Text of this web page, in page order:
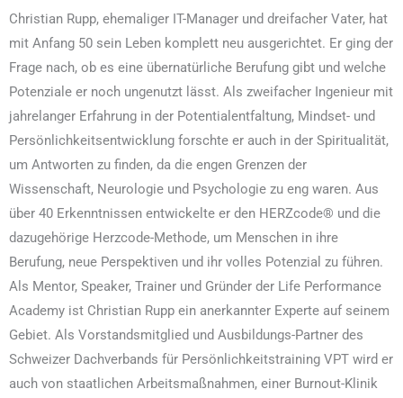
Christian Rupp, ehemaliger IT-Manager und dreifacher Vater, hat
mit Anfang 50 sein Leben komplett neu ausgerichtet. Er ging der
Frage nach, ob es eine übernatürliche Berufung gibt und welche
Potenziale er noch ungenutzt lässt. Als zweifacher Ingenieur mit
jahrelanger Erfahrung in der Potentialentfaltung, Mindset- und
Persönlichkeitsentwicklung forschte er auch in der Spiritualität,
um Antworten zu finden, da die engen Grenzen der
Wissenschaft, Neurologie und Psychologie zu eng waren. Aus
über 40 Erkenntnissen entwickelte er den HERZcode® und die
dazugehörige Herzcode-Methode, um Menschen in ihre
Berufung, neue Perspektiven und ihr volles Potenzial zu führen.
Als Mentor, Speaker, Trainer und Gründer der Life Performance
Academy ist Christian Rupp ein anerkannter Experte auf seinem
Gebiet. Als Vorstandsmitglied und Ausbildungs-Partner des
Schweizer Dachverbands für Persönlichkeitstraining VPT wird er
auch von staatlichen Arbeitsmaßnahmen, einer Burnout-Klinik